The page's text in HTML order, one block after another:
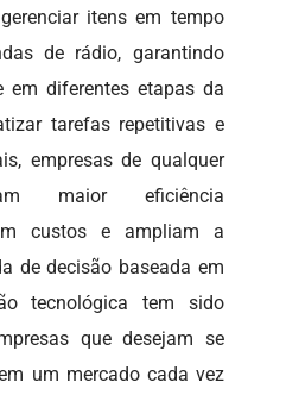
itens em tempo
de rádio, garantindo
em diferentes etapas da
tarefas repetitivas e
empresas de qualquer
maior eficiência
custos e ampliam a
de decisão baseada em
tecnológica tem sido
que desejam se
um mercado cada vez